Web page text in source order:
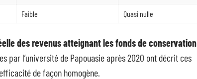
Faible Quasi nulle
des revenus atteignant les fonds de conservation
par l’université de Papouasie après 2020 ont décrit ces
de façon homogène.